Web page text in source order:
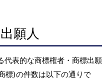
願人
代表的な商標権者・商標出願
標)の件数は以下の通りで